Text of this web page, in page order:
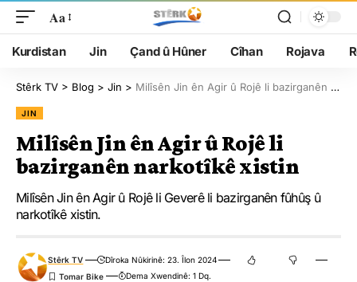
Aa
Kurdistan Jin Çand û Hûner Cîhan Rojava
Stêrk TV > Blog > Jin > Milîsên Jin ên Agir û Rojê li bazirganên narkotîkê xistin
JIN
Milîsên Jin ên Agir û Rojê li
bazirganên narkotîkê xistin
Milîsên Jin ên Agir û Rojê li Geverê li bazirganên fûhûş û
narkotîkê xistin.
Stêrk TV
Dîroka Nûkirinê: 23. Îlon 2024
Dema Xwendinê: 1 Dq.